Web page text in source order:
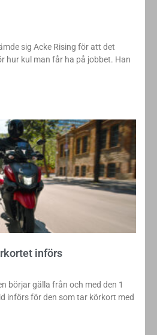
sig Acke Rising för att det
hur kul man får ha på jobbet. Han
införs
börjar gälla från och med den 1
införs för den som tar körkort med